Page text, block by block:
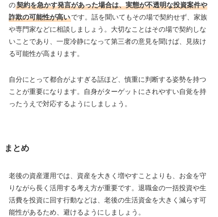
の契約を急かす発言があった場合は、実態が不透明な投資案件や
詐欺の可能性が高いです。話を聞いてもその場で契約せず、家族
や専門家などに相談しましょう。大切なことはその場で契約しな
いことであり、一度冷静になって第三者の意見を聞けば、見抜け
る可能性が高まります。
自分にとって都合がよすぎる話ほど、慎重に判断する姿勢を持つ
ことが重要になります。自身がターゲットにされやすい自覚を持
ったうえで対応するようにしましょう。
まとめ
老後の資産運用では、資産を大きく増やすことよりも、お金を守
りながら長く活用する考え方が重要です。退職金の一括投資や生
活費を投資に回す行動などは、老後の生活資金を大きく減らす可
能性があるため、避けるようにしましょう。